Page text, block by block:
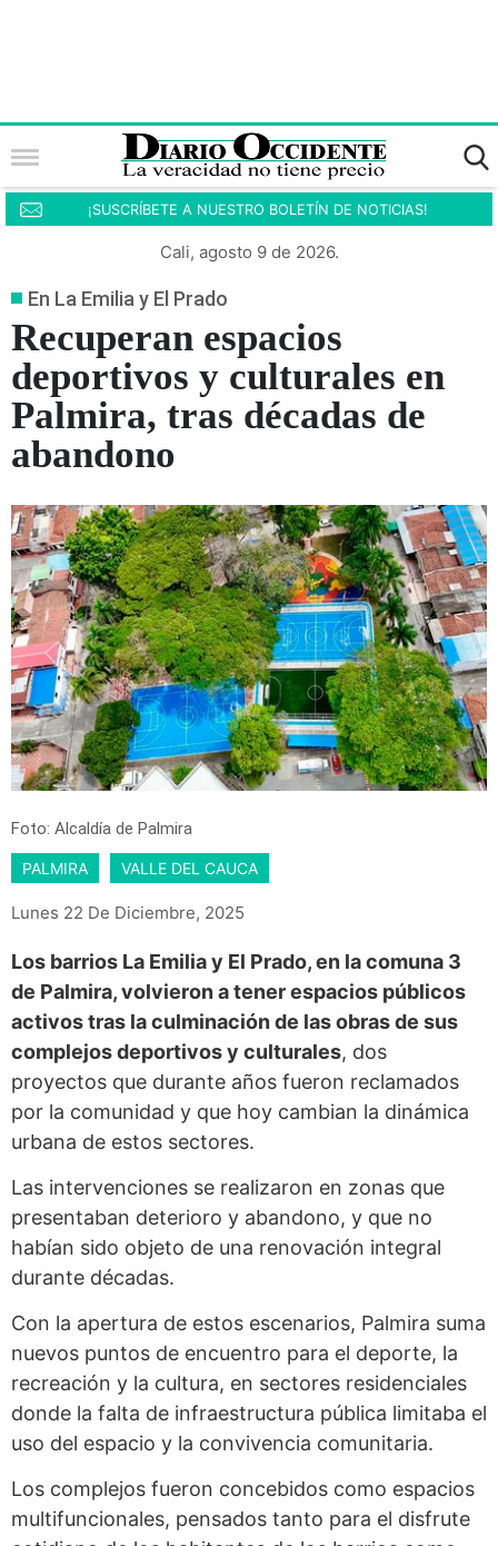
¡SUSCRÍBETE A NUESTRO BOLETÍN DE NOTICIAS!
Cali, agosto 9 de 2026.
En La Emilia y El Prado
Recuperan espacios
deportivos y culturales en
Palmira, tras décadas de
abandono
Foto: Alcaldía de Palmira
PALMIRA VALLE DEL CAUCA
Lunes 22 De Diciembre, 2025
Los barrios La Emilia y El Prado, en la comuna 3
de Palmira, volvieron a tener espacios públicos
activos tras la culminación de las obras de sus
complejos deportivos y culturales, dos
proyectos que durante años fueron reclamados
por la comunidad y que hoy cambian la dinámica
urbana de estos sectores.
Las intervenciones se realizaron en zonas que
presentaban deterioro y abandono, y que no
habían sido objeto de una renovación integral
durante décadas.
Con la apertura de estos escenarios, Palmira suma
nuevos puntos de encuentro para el deporte, la
recreación y la cultura, en sectores residenciales
donde la falta de infraestructura pública limitaba el
uso del espacio y la convivencia comunitaria.
Los complejos fueron concebidos como espacios
multifuncionales, pensados tanto para el disfrute